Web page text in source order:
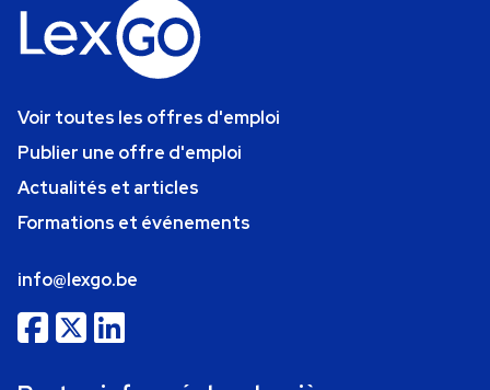
Voir toutes les offres d'emploi
Publier une offre d'emploi
Actualités et articles
Formations et événements
info@lexgo.be